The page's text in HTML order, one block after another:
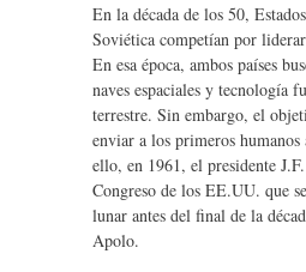
En la década de los 50,
Soviética competían por
En esa época, ambos países
naves espaciales y tecnología
terrestre. Sin embargo, el
enviar a los primeros
ello, en 1961, el presidente
Congreso de los EE.UU. que
lunar antes del final de la
Apolo.